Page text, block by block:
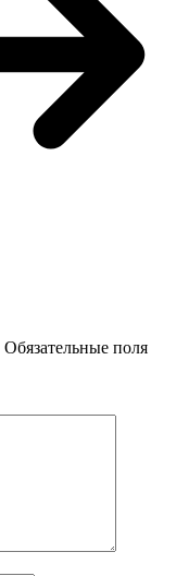
Обязательные поля